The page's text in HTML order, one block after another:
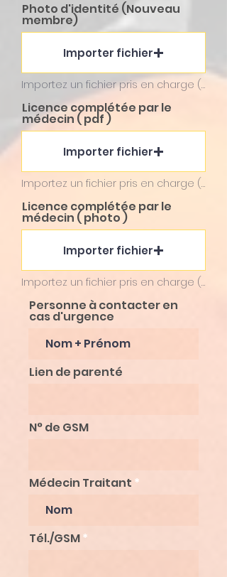
Photo d'identité (Nouveau
membre)
Importer fichier
Importez un fichier pris en charge (max. 15 Mo)
Licence complétée par le
médecin ( pdf )
Importer fichier
Importez un fichier pris en charge (max. 15 Mo)
Licence complétée par le
médecin ( photo )
Importer fichier
Importez un fichier pris en charge (max. 15 Mo)
Personne à contacter en
cas d'urgence
Lien de parenté
N° de GSM
Médecin Traitant
Tél./GSM